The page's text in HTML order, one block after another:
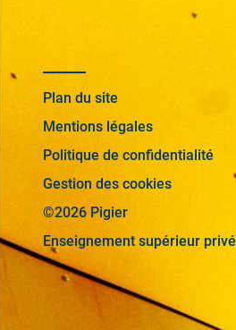
Plan du site
Mentions légales
Politique de confidentialité
Gestion des cookies
©2026 Pigier
Enseignement supérieur privé